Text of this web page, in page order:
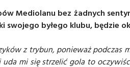
Mediolanu bez żadnych
byłego klubu, będzie
z trybun, ponieważ podczas
uda mi się strzelić gola to